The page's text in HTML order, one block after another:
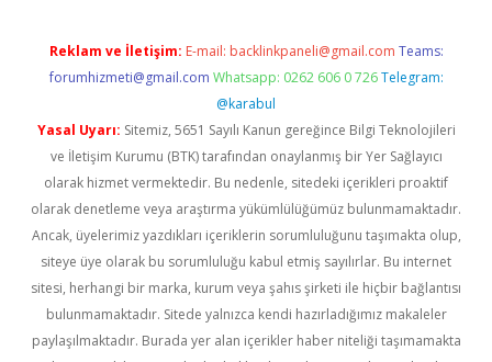
Reklam ve İletişim: E-mail: backlinkpaneli@gmail.com Teams:
forumhizmeti@gmail.com Whatsapp: 0262 606 0 726 Telegram:
@karabul
Yasal Uyarı: Sitemiz, 5651 Sayılı Kanun gereğince Bilgi Teknolojileri
ve İletişim Kurumu (BTK) tarafından onaylanmış bir Yer Sağlayıcı
olarak hizmet vermektedir. Bu nedenle, sitedeki içerikleri proaktif
olarak denetleme veya araştırma yükümlülüğümüz bulunmamaktadır.
Ancak, üyelerimiz yazdıkları içeriklerin sorumluluğunu taşımakta olup,
siteye üye olarak bu sorumluluğu kabul etmiş sayılırlar. Bu internet
sitesi, herhangi bir marka, kurum veya şahıs şirketi ile hiçbir bağlantısı
bulunmamaktadır. Sitede yalnızca kendi hazırladığımız makaleler
paylaşılmaktadır. Burada yer alan içerikler haber niteliği taşımamakta